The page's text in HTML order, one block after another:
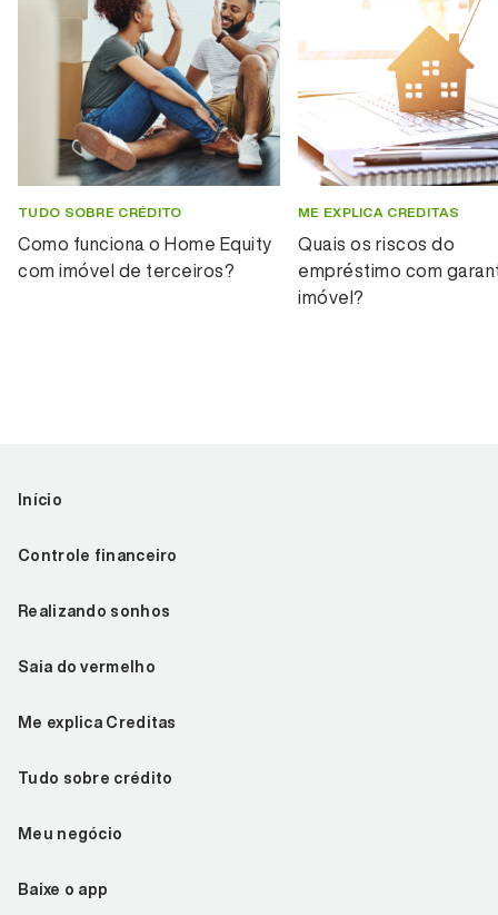
TUDO SOBRE CRÉDITO
Como funciona o Home Equity
com imóvel de terceiros?
ME EXPLICA CREDITAS
Quais os riscos do
empréstimo com
imóvel?
Início
Controle financeiro
Realizando sonhos
Saia do vermelho
Me explica Creditas
Tudo sobre crédito
Meu negócio
Baixe o app